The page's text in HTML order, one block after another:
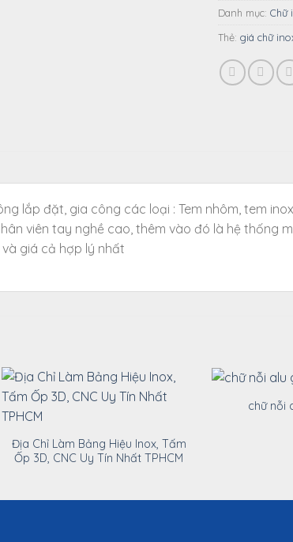
Danh mục: Chữ
Thẻ: giá chữ
lắp đặt, gia công các loại : Tem nhôm, tem
viên tay nghề cao, thêm vào đó là hệ thống
giá cả hợp lý nhất
Địa Chỉ Làm Bảng Hiệu Inox, Tấm
Ốp 3D, CNC Uy Tín Nhất TPHCM
chữ nỗi